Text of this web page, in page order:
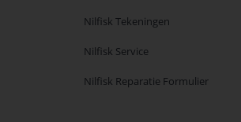
Nilfisk Tekeningen
Nilfisk Service
Nilfisk Reparatie Formulier